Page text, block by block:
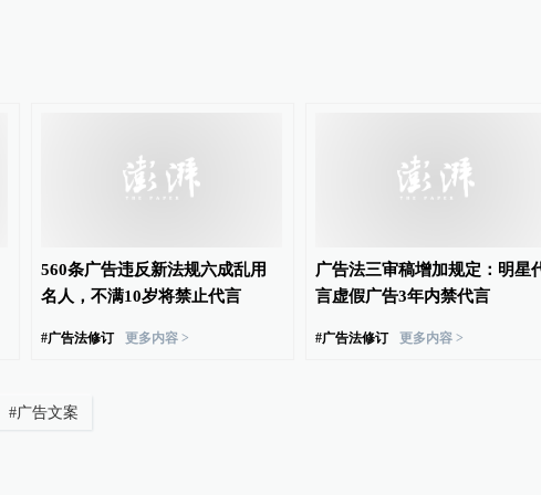
560条广告违反新法规六成乱用
名人，不满10岁将禁止代言
#广告法修订 更多内容 >
广告法三审稿增加规定：明星
言虚假广告3年内禁代言
#广告法修订 更多内容 >
#广告文案